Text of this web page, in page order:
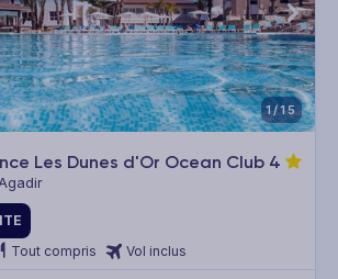
1/15
Les Dunes d'Or Ocean Club 4
Tout compris Vol inclus